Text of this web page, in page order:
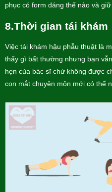
phục có form dáng thế nào và
8.Thời gian tái khám
Việc tái khám hậu phẫu thuật là
thấy gì bất thường nhưng bạn
hẹn của bác sĩ chứ không được
con mắt chuyên môn mới có thể